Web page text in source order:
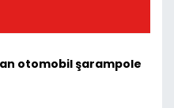
otomobil şarampole